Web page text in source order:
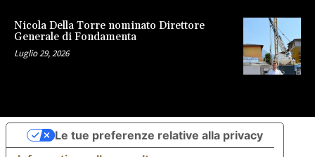
Nicola Della Torre nominato Direttore
Generale di Fondamenta
Luglio 29, 2026
Le tue preferenze relative alla privacy